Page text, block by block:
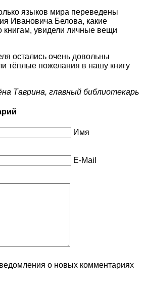
языков мира переведены
Ивановича Белова, какие
увидели личные вещи
остались очень довольны
тёплые пожелания в нашу книгу
Таврина, главный библиотекарь
Имя
E-Mail
о новых комментариях